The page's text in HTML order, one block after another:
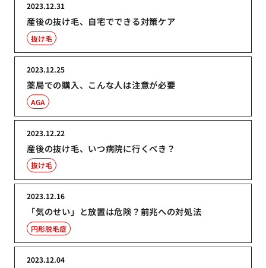
産後の抜け毛、自宅でできる対策ケア
2023.12.31
抜け毛
薬局での購入、こんな人は注意が必要
2023.12.25
AGA
産後の抜け毛、いつ病院に行くべき？
2023.12.22
抜け毛
「気のせい」と放置は危険？前兆への対処法
2023.12.16
円形脱毛症
2023.12.04